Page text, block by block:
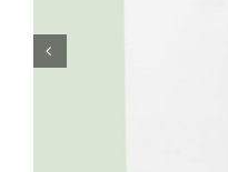
聯絡我們